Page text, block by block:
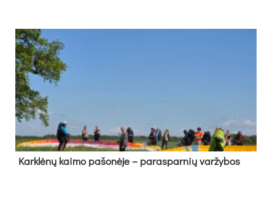
Kark­lė­nų kai­mo pa­šo­nė­je – pa­ras­par­nių var­žy­bos